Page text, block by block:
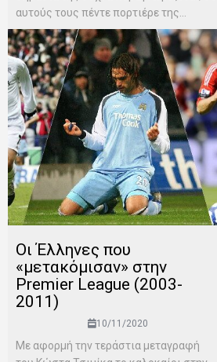
αυτούς τους πέντε πορτιέρε της...
Οι Έλληνες που
«μετακόμισαν» στην
Premier League (2003-
2011)
10/11/2020
Με αφορμή την τεράστια μεταγραφή